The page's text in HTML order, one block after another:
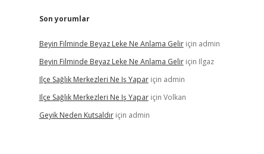
Son yorumlar
Beyin Filminde Beyaz Leke Ne Anlama Geliriçin admin
Beyin Filminde Beyaz Leke Ne Anlama Geliriçin Ilgaz
Ilçe Sağlık Merkezleri Ne Iş Yapariçin admin
Ilçe Sağlık Merkezleri Ne Iş Yapariçin Volkan
Geyik Neden Kutsaldıriçin admin